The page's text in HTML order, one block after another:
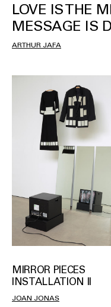
LOVE IS THE
MESSAGE IS
ARTHUR JAFA
MIRROR PIECES
INSTALLATION II
JOAN JONAS